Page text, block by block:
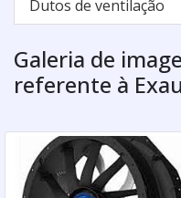
Dutos de ventilação
Galeria de
referente à